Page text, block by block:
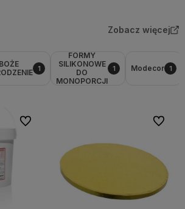
Zobacz więcej
BOŻE
1
FORMY
SILIKONOWE
DO
MONOPORCJI
1 Modecor 1
Do ulubionych Do